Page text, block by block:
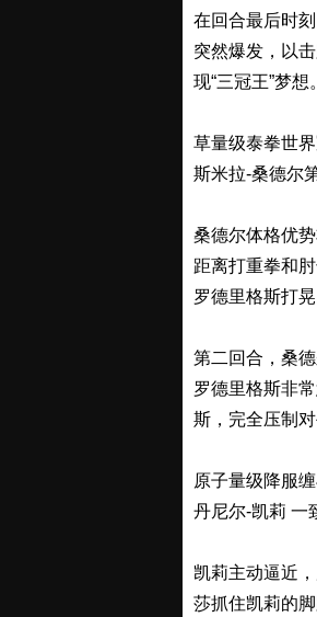
在回合最后时
突然爆发，以
现“三冠王”梦
草量级泰拳世
斯米拉-桑德尔
桑德尔体格优
距离打重拳和
罗德里格斯打晃
第二回合，桑
罗德里格斯非
斯，完全压制
原子量级降服
丹尼尔-凯莉 一
凯莉主动逼近
莎抓住凯莉的